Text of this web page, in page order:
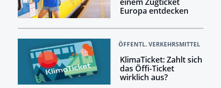
Europa entdecken
ÖFFENTL. VERKEHRSMITTEL
KlimaTicket: Zahlt sich
das Öffi-Ticket
wirklich aus?